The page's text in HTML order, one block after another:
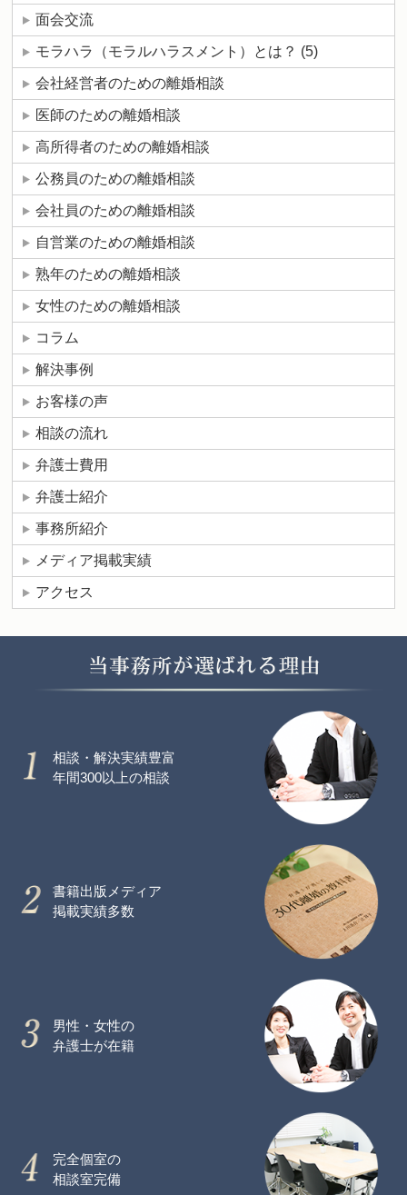
面会交流
モラハラ（モラルハラスメント）とは？ (5)
会社経営者のための離婚相談
医師のための離婚相談
高所得者のための離婚相談
公務員のための離婚相談
会社員のための離婚相談
自営業のための離婚相談
熟年のための離婚相談
女性のための離婚相談
コラム
解決事例
お客様の声
相談の流れ
弁護士費用
弁護士紹介
事務所紹介
メディア掲載実績
アクセス
相談・解決実績豊富
年間300以上の相談
書籍出版メディア
掲載実績多数
男性・女性の
弁護士が在籍
完全個室の
相談室完備